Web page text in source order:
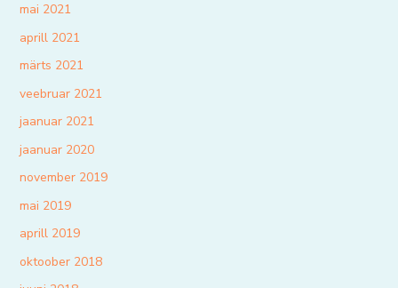
mai 2021
aprill 2021
märts 2021
veebruar 2021
jaanuar 2021
jaanuar 2020
november 2019
mai 2019
aprill 2019
oktoober 2018